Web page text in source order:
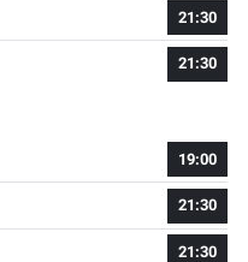
21:30
21:30
19:00
21:30
21:30